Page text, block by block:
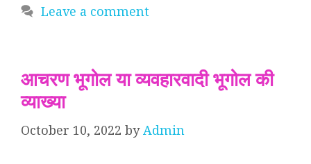
Leave a comment
आचरण भूगोल या व्यवहारवादी भूगोल की
व्याख्या
October 10, 2022 byAdmin